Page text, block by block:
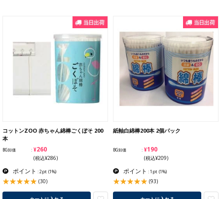
コットンZOO 赤ちゃん綿棒ごくぼそ 200
本
BG卸価 ¥260
(税込¥286)
ポイント : 2pt (1%)
(30)
紙軸白綿棒200本 2個パック
BG卸価 ¥190
(税込¥209)
ポイント : 1pt (1%)
(93)